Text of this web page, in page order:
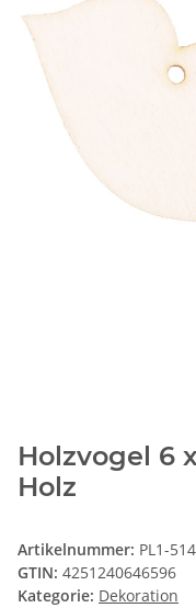
Holzvogel 6
Holz
Artikelnummer: PL1-
GTIN: 4251240646596
Kategorie: Dekoration